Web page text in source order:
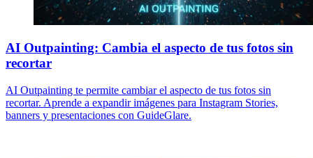
AI Outpainting: Cambia el aspecto de tus fotos sin
recortar
AI Outpainting te permite cambiar el aspecto de tus fotos sin
recortar. Aprende a expandir imágenes para Instagram Stories,
banners y presentaciones con GuideGlare.